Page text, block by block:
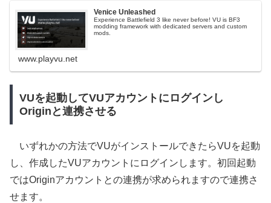
Venice Unleashed
Experience Battlefield 3 like never before! VU is BF3
modding framework with dedicated servers and custom
mods.
www.playvu.net
VUを起動してVUアカウントにログインし
Originと連携させる
いずれかの方法でVUがインストールできたらVUを起動
し、作成したVUアカウントにログインします。初回起動
ではOriginアカウントとの連携が求められますので連携さ
せます。